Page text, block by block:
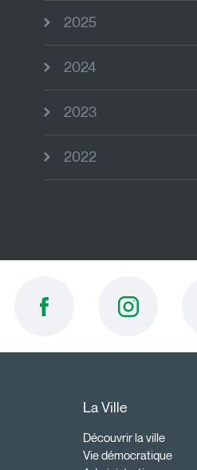
2025
2024
2023
2022
La Ville
Découvrir la ville
Vie démocratique